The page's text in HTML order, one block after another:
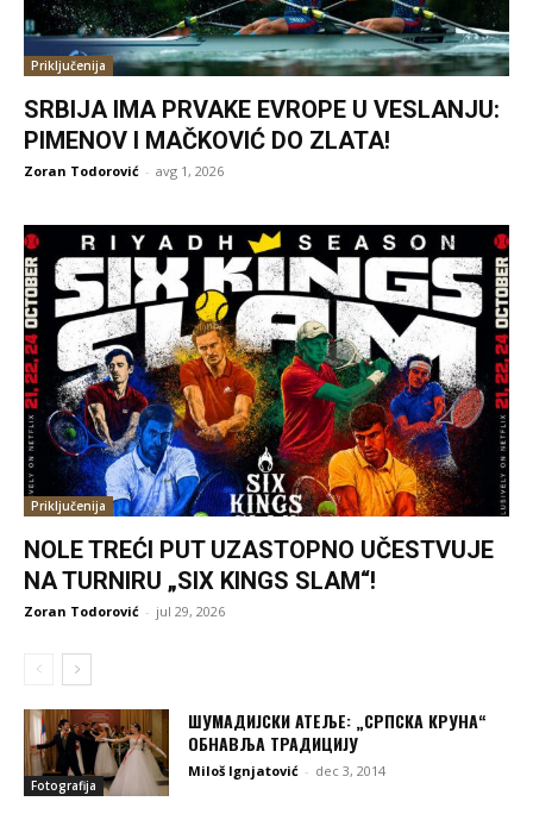
Priključenija
SRBIJA IMA PRVAKE EVROPE U VESLANJU:
PIMENOV I MAČKOVIĆ DO ZLATA!
Zoran Todorović - avg 1, 2026
Priključenija
NOLE TREĆI PUT UZASTOPNO UČESTVUJE
NA TURNIRU „SIX KINGS SLAM“!
Zoran Todorović - jul 29, 2026
Fotografija
ШУМАДИЈСКИ АТЕЉЕ: „СРПСКА КРУНА“
ОБНАВЉА ТРАДИЦИЈУ
Miloš Ignjatović - dec 3, 2014